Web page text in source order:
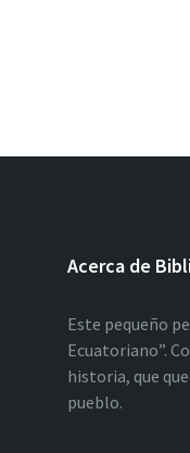
Acerca de
Este pequeño
Ecuatoriano”.
historia, que
pueblo.